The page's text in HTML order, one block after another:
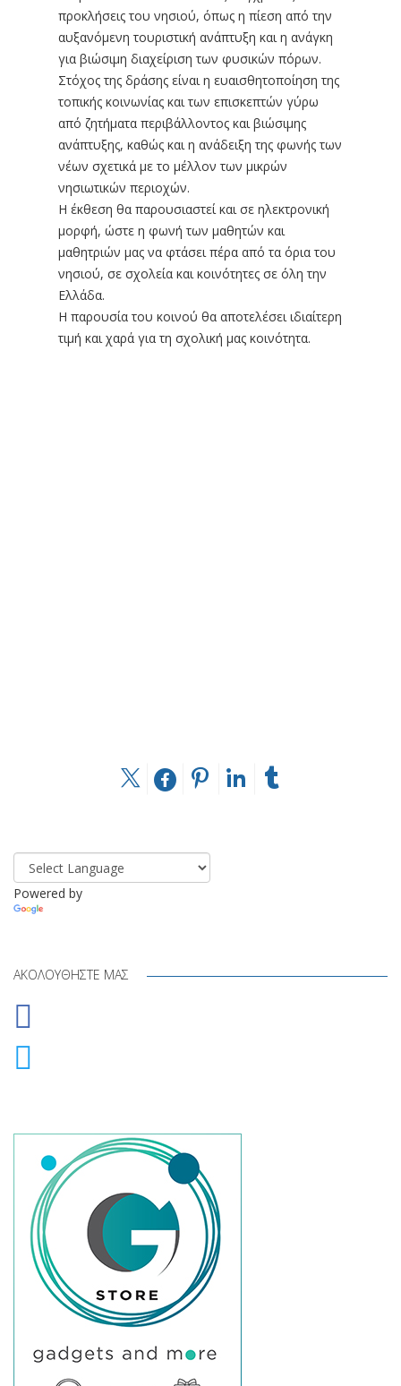
προκλήσεις του νησιού, όπως η πίεση από την
αυξανόμενη τουριστική ανάπτυξη και η ανάγκη
για βιώσιμη διαχείριση των φυσικών πόρων.
Στόχος της δράσης είναι η ευαισθητοποίηση της
τοπικής κοινωνίας και των επισκεπτών γύρω
από ζητήματα περιβάλλοντος και βιώσιμης
ανάπτυξης, καθώς και η ανάδειξη της φωνής των
νέων σχετικά με το μέλλον των μικρών
νησιωτικών περιοχών.
Η έκθεση θα παρουσιαστεί και σε ηλεκτρονική
μορφή, ώστε η φωνή των μαθητών και
μαθητριών μας να φτάσει πέρα από τα όρια του
νησιού, σε σχολεία και κοινότητες σε όλη την
Ελλάδα.
Η παρουσία του κοινού θα αποτελέσει ιδιαίτερη
τιμή και χαρά για τη σχολική μας κοινότητα.
Powered by
ΑΚΟΛΟΥΘΉΣΤΕ ΜΑΣ